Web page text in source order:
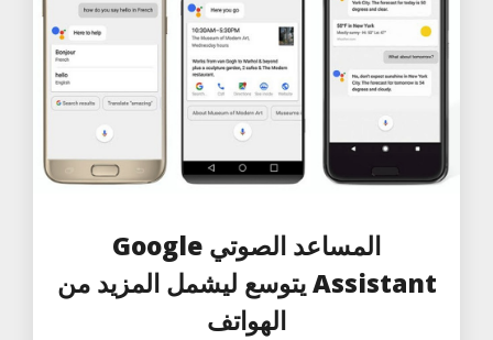
المساعد الصوتي Google
Assistant يتوسع ليشمل المزيد من
الهواتف